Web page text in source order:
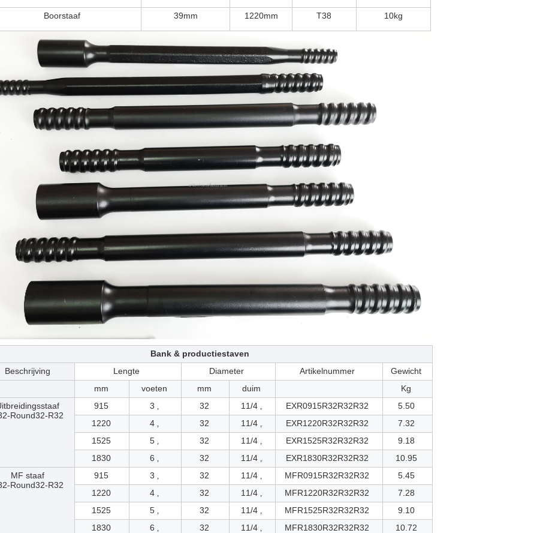
Boorstaaf 39mm 1220mm T38 10kg
Bank & productiestaven
Beschrijving
Lengte Diameter Artikelnummer
Gewicht
mm
voeten mm duim
Kg
Round32-R32
915 3 ‚ 32 11/4 ‚ EXR0915R32R32R32
5.50
1220
4 ‚ 32 11/4 ‚ EXR1220R32R32R32
7.32
1525
5 ‚ 32 11/4 ‚ EXR1525R32R32R32
9.18
1830
6 ‚ 32 11/4 ‚ EXR1830R32R32R32
10.95
MF staaf
Round32-R32
915 3 ‚ 32 11/4 ‚ MFR0915R32R32R32
5.45
1220
4 ‚ 32 11/4 ‚ MFR1220R32R32R32
7.28
1525
5 ‚ 32 11/4 ‚ MFR1525R32R32R32
9.10
1830
6 ‚ 32 11/4 ‚ MFR1830R32R32R32
10.72